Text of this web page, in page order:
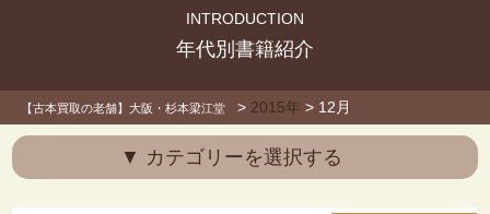
INTRODUCTION
年代別書籍紹介
【古本買取の老舗】大阪・杉本梁江堂 > 2015年 > 12月
▼ カテゴリーを選択する